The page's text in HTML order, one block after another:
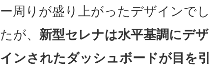
ー周りが盛り上がったデザインでし
たが、 新型セレナは水平基調にデザ
インされたダッシュボードが目を引